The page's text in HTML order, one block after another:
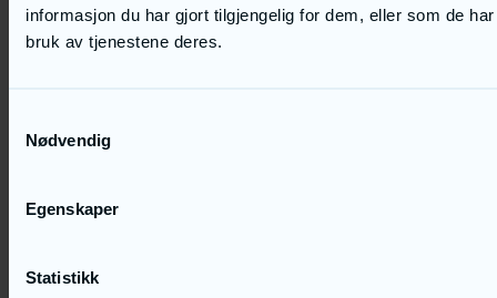
informasjon du har gjort tilgjengelig for dem, eller som de
bruk av tjenestene deres.
Nødvendig
Egenskaper
Statistikk